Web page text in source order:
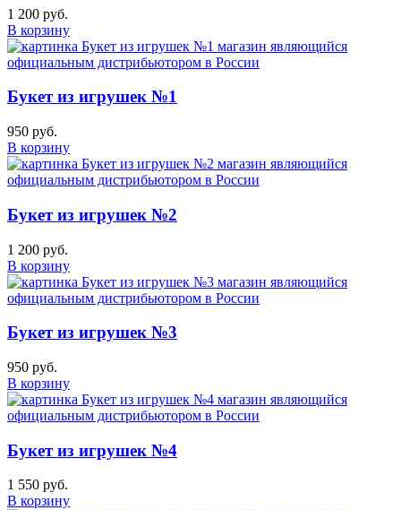
1 200 руб.
В корзину
Букет из игрушек №1
950 руб.
В корзину
Букет из игрушек №2
1 200 руб.
В корзину
Букет из игрушек №3
950 руб.
В корзину
Букет из игрушек №4
1 550 руб.
В корзину